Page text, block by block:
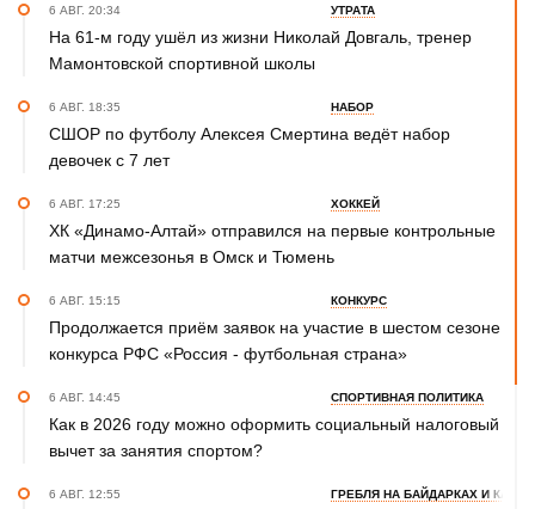
6 АВГ. 20:34 УТРАТА
На 61-м году ушёл из жизни Николай Довгаль, тренер
Мамонтовской спортивной школы
6 АВГ. 18:35 НАБОР
СШОР по футболу Алексея Смертина ведёт набор
девочек с 7 лет
6 АВГ. 17:25 ХОККЕЙ
ХК «Динамо-Алтай» отправился на первые контрольные
матчи межсезонья в Омск и Тюмень
6 АВГ. 15:15 КОНКУРС
Продолжается приём заявок на участие в шестом сезоне
конкурса РФС «Россия - футбольная страна»
6 АВГ. 14:45 СПОРТИВНАЯ ПОЛИТИКА
Как в 2026 году можно оформить социальный налоговый
вычет за занятия спортом?
6 АВГ. 12:55 ГРЕБЛЯ НА БАЙДАРКАХ И КАНОЭ